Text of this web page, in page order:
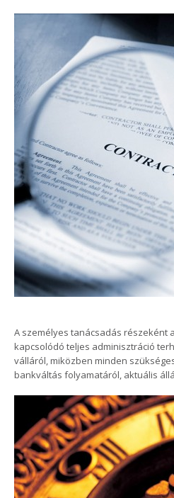
A személyes tanácsadás részeként
kapcsolódó teljes adminisztráció
válláról, miközben minden
bankváltás folyamatáról, aktuális